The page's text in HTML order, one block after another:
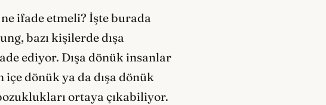
ifade etmeli? İşte burada
bazı kişilerde dışa
ediyor. Dışa dönük insanlar
dönük ya da dışa dönük
ortaya çıkabiliyor.